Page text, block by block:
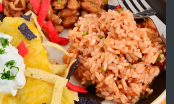
преди 1 година
Работа за общи работници
преди 1 година